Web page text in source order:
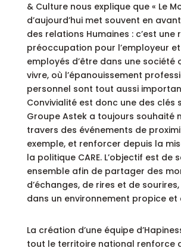
& Culture nous explique que « Le
d’aujourd’hui met souvent en
des relations Humaines : c’est une
préoccupation pour l’employeur
employés d’être dans une société
vivre, où l’épanouissement
personnel sont tout aussi
Convivialité est donc une des clés
Groupe Astek a toujours souhaité
travers des événements de
exemple, et renforcer depuis la
la politique CARE. L’objectif est de
ensemble afin de partager des
d’échanges, de rires et de
dans un environnement propice et
La création d’une équipe
tout le territoire national renforce